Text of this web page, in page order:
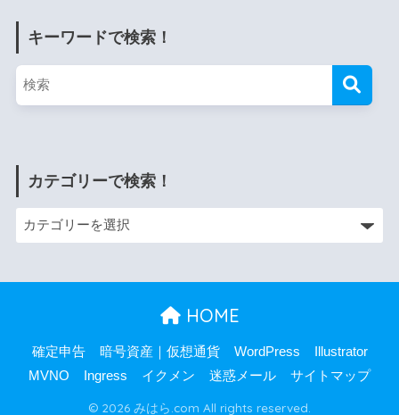
キーワードで検索！
カテゴリーで検索！
HOME
確定申告 暗号資産｜仮想通貨 WordPress
Illustrator
MVNO
Ingress イクメン 迷惑メール サイトマップ
© 2026 みはら.com All rights reserved.